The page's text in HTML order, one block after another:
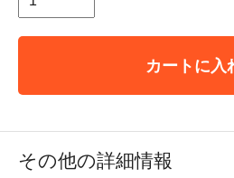
カートに入
その他の詳細情報